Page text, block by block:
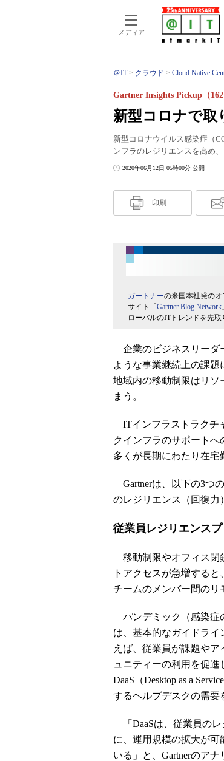
メディア
＠IT クラウド Cloud Native
新型コロナで取
Gartner Insights Pickup（162
新型コロナウイルス感染症（
ンフラのレジリエンスを高め
2020年06月12日 05時00分 公開
印刷
ガートナーの米国本社発のオ
サイト「 Gartner Blog Network
ローバルのITトレンドを先
企業のビジネスリーダ
ような事業継続上の課
地域内の移動制限はリソ
まう。
ITインフラストラクチ
クインフラのサポート
多くが長期にわたり在宅
Gartnerは、以下の3つ
のレジリエンス（回復力
従業員レジリエンス
移動制限やオフィス閉
トアクセスが急増する
チームのメンバー間のリ
パンデミック（感染症
は、基本的なガイドライ
えば、従業員が課題や
ュニティーの利用を促
DaaS（Desktop as a
するヘルプデスクの需要
「DaaSは、従業員の
に、運用規模の拡大が可
いる」と、Gartnerのア